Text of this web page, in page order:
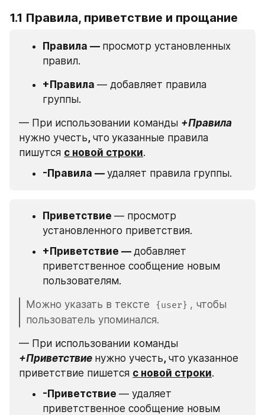
1.1 Правила, приветствие и прощание
Правила — просмотр установленных
правил.
+Правила — добавляет правила
группы.
— При использовании команды +Правила
нужно учесть, что указанные правила
пишутся с новой строки.
-Правила — удаляет правила группы.
Приветствие — просмотр
установленного приветствия.
+Приветствие — добавляет
приветственное сообщение новым
пользователям.
Можно указать в тексте
{user} , чтобы
пользователь упоминался.
+Приветствие нужно учесть, что указанное
приветствие пишется с новой строки.
-Приветствие — удаляет
приветственное сообщение новым